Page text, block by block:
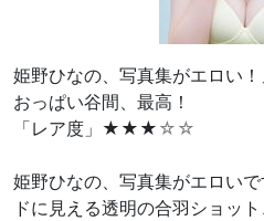
姫野ひなの、写真集がエロい！
おっぱい谷間、最高！
「レア度」★★★☆☆
姫野ひなの、写真集がエロい
ドに見える透明の合羽ショッ